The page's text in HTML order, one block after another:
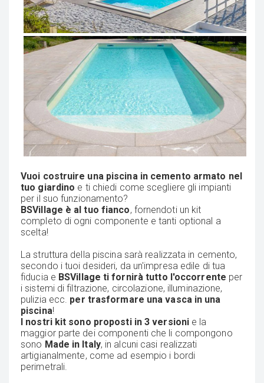
Vuoi costruire una piscina in cemento armato nel
tuo giardino e ti chiedi come scegliere gli impianti
per il suo funzionamento?
BSVillage è al tuo fianco, fornendoti un kit
completo di ogni componente e tanti optional a
scelta!
La struttura della piscina sarà realizzata in cemento,
secondo i tuoi desideri, da un'impresa edile di tua
fiducia e BSVillage ti fornirà tutto l'occorrente per
i sistemi di filtrazione, circolazione, illuminazione,
pulizia ecc. per trasformare una vasca in una
piscina!
I nostri kit sono proposti in 3 versioni e la
maggior parte dei componenti che li compongono
sono Made in Italy, in alcuni casi realizzati
artigianalmente, come ad esempio i bordi
perimetrali.